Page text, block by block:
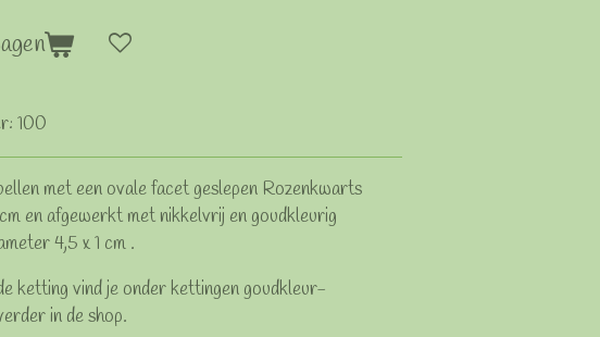
100
met een ovale facet geslepen Rozenkwarts
en afgewerkt met nikkelvrij en goudkleurig
4,5 x 1 cm .
ketting vind je onder kettingen goudkleur-
in de shop.